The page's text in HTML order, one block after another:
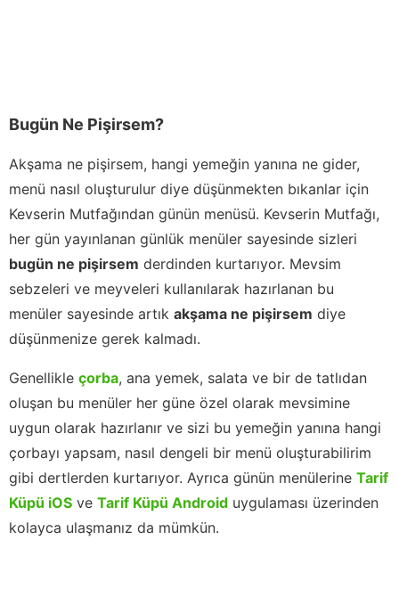
Bugün Ne Pişirsem?
Akşama ne pişirsem, hangi yemeğin yanına ne gider,
menü nasıl oluşturulur diye düşünmekten bıkanlar için
Kevserin Mutfağından günün menüsü. Kevserin Mutfağı,
her gün yayınlanan günlük menüler sayesinde sizleri
bugün ne pişirsem derdinden kurtarıyor. Mevsim
sebzeleri ve meyveleri kullanılarak hazırlanan bu
menüler sayesinde artık akşama ne pişirsem diye
düşünmenize gerek kalmadı.
Genellikle çorba, ana yemek, salata ve bir de tatlıdan
oluşan bu menüler her güne özel olarak mevsimine
uygun olarak hazırlanır ve sizi bu yemeğin yanına hangi
çorbayı yapsam, nasıl dengeli bir menü oluşturabilirim
gibi dertlerden kurtarıyor. Ayrıca günün menülerine Tarif
Küpü iOS ve Tarif Küpü Android uygulaması üzerinden
kolayca ulaşmanız da mümkün.